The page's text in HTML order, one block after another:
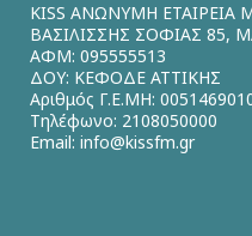
KISS ΑΝΩΝΥΜΗ
ΒΑΣΙΛΙΣΣΗΣ ΣΟΦΙΑΣ 85,
ΑΦΜ: 095555513
ΔΟΥ: ΚΕΦΟΔΕ ΑΤΤΙΚΗΣ
Αριθμός Γ.Ε.ΜΗ:
Τηλέφωνο: 2108050000
Email: info@kissfm.gr